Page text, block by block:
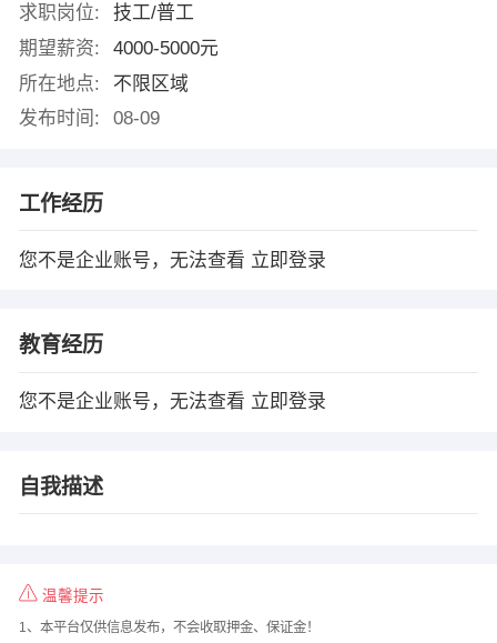
求职岗位:
技工/普工
期望薪资:
4000-5000元
所在地点:
不限区域
发布时间:
08-09
工作经历
您不是企业账号，无法查看 立即登录
教育经历
您不是企业账号，无法查看 立即登录
自我描述
温馨提示
1、本平台仅供信息发布，不会收取押金、保证金！